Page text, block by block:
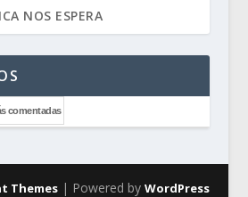
NOS ESPERA
comentadas
Themes| Powered by WordPress